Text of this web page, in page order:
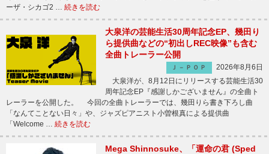
ーザ・シカゴ2 … 続きを読む
大泉洋の芸能生活30周年記念EP、幾田り
ら提供曲などの“初出しREC映像”も含む
全曲トレーラー公開
Ｊ－ＰＯＰ
2026年8月6日
大泉洋が、8月12日にリリースする芸能生活30
周年記念EP『感謝しかございません』の全曲ト
レーラーを公開した。 今回の全曲トレーラーでは、幾田りら書き下ろし曲
「なんてことない日々」や、ジャズピアニスト小曽根真による提供曲
「Welcome … 続きを読む
Mega Shinnosuke、「運命の君 (Sped